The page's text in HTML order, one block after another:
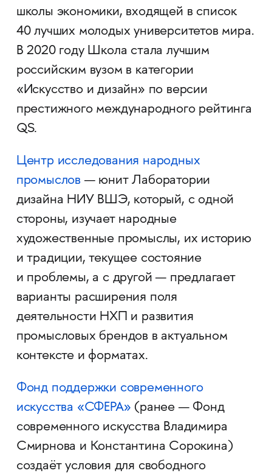
школы экономики, входящей в список
40 лучших молодых университетов мира.
В 2020 году Школа стала лучшим
российским вузом в категории
«Искусство и дизайн» по версии
престижного международного рейтинга
QS.
Центр исследования народных
промыслов — юнит Лаборатории
дизайна НИУ ВШЭ, который, с одной
стороны, изучает народные
художественные промыслы, их историю
и традиции, текущее состояние
и проблемы, а с другой — предлагает
варианты расширения поля
деятельности НХП и развития
промысловых брендов в актуальном
контексте и форматах.
Фонд поддержки современного
искусства «СФЕРА» (ранее — Фонд
современного искусства Владимира
Смирнова и Константина Сорокина)
создаёт условия для свободного